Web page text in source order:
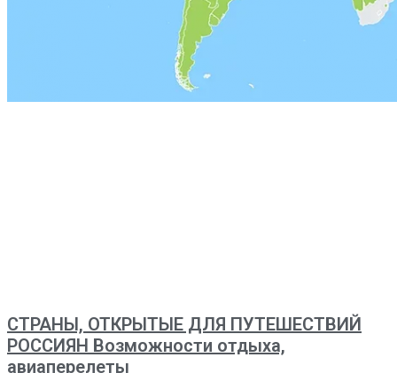
СТРАНЫ, ОТКРЫТЫЕ ДЛЯ ПУТЕШЕСТВИЙ
РОССИЯН Возможности отдыха,
авиаперелеты